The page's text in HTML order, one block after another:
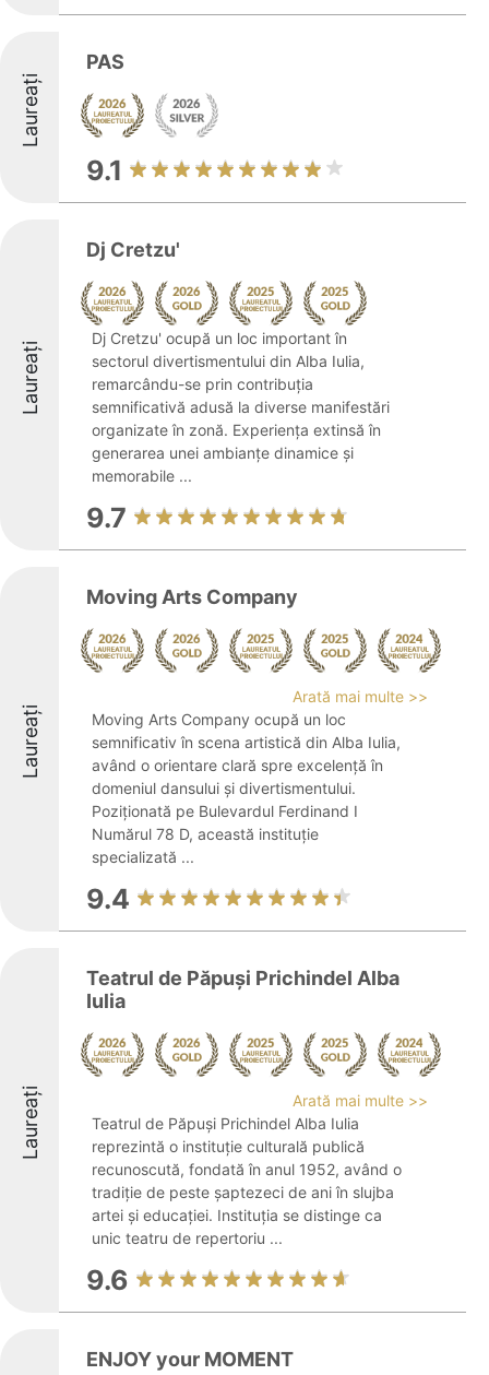
Laureați
PAS
9.1
Laureați
Dj Cretzu'
Dj Cretzu' ocupă un loc important în
sectorul divertismentului din Alba Iulia,
remarcându-se prin contribuția
semnificativă adusă la diverse manifestări
organizate în zonă. Experiența extinsă în
generarea unei ambianțe dinamice și
memorabile ...
9.7
Laureați
Moving Arts Company
Arată mai multe >>
Moving Arts Company ocupă un loc
semnificativ în scena artistică din Alba Iulia,
având o orientare clară spre excelență în
domeniul dansului și divertismentului.
Poziționată pe Bulevardul Ferdinand I
Numărul 78 D, această instituție
specializată ...
9.4
Laureați
Teatrul de Păpuși Prichindel Alba
Iulia
Arată mai multe >>
Teatrul de Păpuși Prichindel Alba Iulia
reprezintă o instituție culturală publică
recunoscută, fondată în anul 1952, având o
tradiție de peste șaptezeci de ani în slujba
artei și educației. Instituția se distinge ca
unic teatru de repertoriu ...
9.6
ENJOY your MOMENT